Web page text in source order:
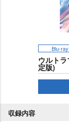
Blu-ray
ウルト
定版)
収録内容